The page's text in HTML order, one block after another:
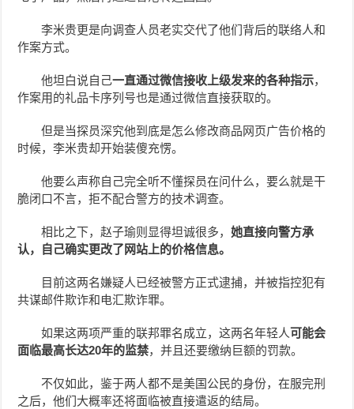
李米贵更是向调查人员老实交代了他们背后的联络人和
作案方式。
他坦白说自己一直通过微信接收上级发来的各种指示，
作案用的礼品卡序列号也是通过微信直接获取的。
但是当探员深究他到底是怎么修改商品网页广告价格的
时候，李米贵却开始装傻充愣。
他要么声称自己完全听不懂探员在问什么，要么就是干
脆闭口不言，拒不配合警方的技术调查。
相比之下，赵子瑜则显得坦诚很多，她直接向警方承
认，自己确实更改了网站上的价格信息。
目前这两名嫌疑人已经被警方正式逮捕，并被指控犯有
共谋邮件欺诈和电汇欺诈罪。
如果这两项严重的联邦罪名成立，这两名年轻人可能会
面临最高长达20年的监禁，并且还要缴纳巨额的罚款。
不仅如此，鉴于两人都不是美国公民的身份，在服完刑
之后，他们大概率还将面临被直接遣返的结局。